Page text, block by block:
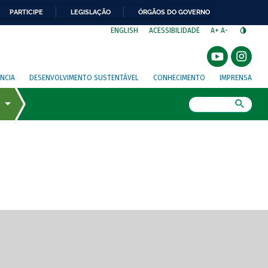
PARTICIPE LEGISLAÇÃO ÓRGÃOS DO GOVERNO
ENGLISH ACESSIBILIDADE A+ A-
DESENVOLVIMENTO SUSTENTÁVEL CONHECIMENTO IMPRENSA
de tela